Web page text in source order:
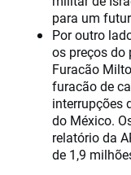
para um
Por outro
os preços do
Furacão
furacão de
interrupções
do México.
relatório da
de 1,9